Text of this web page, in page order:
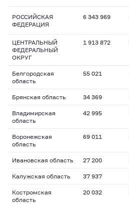
РОССИЙСКАЯ
ФЕДЕРАЦИЯ
6 343 969
ЦЕНТРАЛЬНЫЙ
ФЕДЕРАЛЬНЫЙ
ОКРУГ
1 913 872
Белгородская
область
55 021
Брянская область 34 369
Владимирская
область
42 995
Воронежская
область
69 011
Ивановская область 27 200
Калужская область 37 937
Костромская
область
20 032